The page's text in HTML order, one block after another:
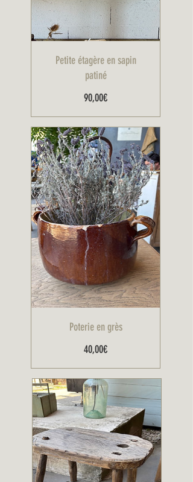
Petite étagère en sapin
patiné
90,00€Prix
Poterie en grès
40,00€Prix